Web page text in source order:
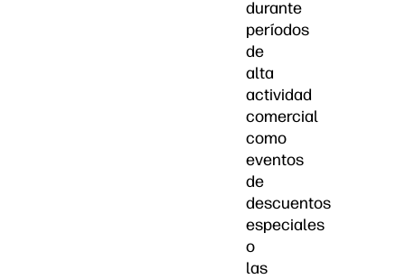
durante
períodos
de
alta
actividad
comercial
como
eventos
de
descuentos
especiales
o
las